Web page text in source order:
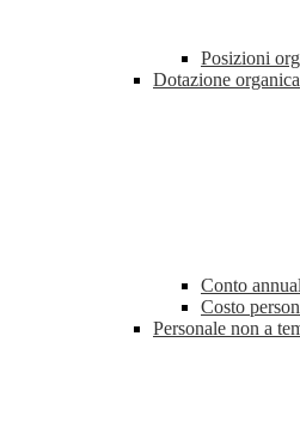
Posizioni
Dotazione organica
Conto
Costo
Personale non a